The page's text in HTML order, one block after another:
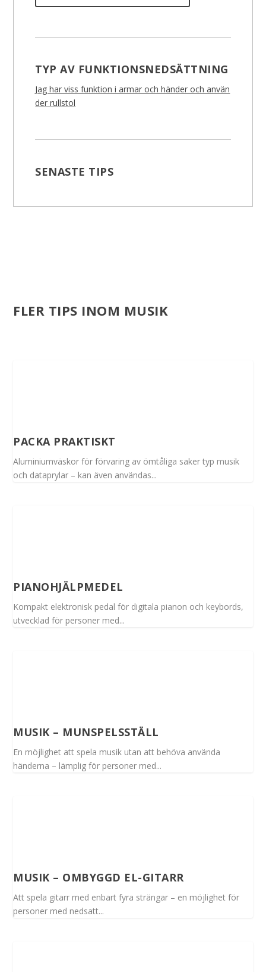
TYP AV FUNKTIONSNEDSÄTTNING
Jag har viss funktion i armar och händer och använ
der rullstol
SENASTE TIPS
FLER TIPS INOM MUSIK
PACKA PRAKTISKT
Aluminiumväskor för förvaring av ömtåliga saker typ musik
och dataprylar – kan även användas...
PIANOHJÄLPMEDEL
Kompakt elektronisk pedal för digitala pianon och keybords,
utvecklad för personer med...
MUSIK – MUNSPELSSTÄLL
En möjlighet att spela musik utan att behöva använda
händerna – lämplig för personer med...
MUSIK – OMBYGGD EL-GITARR
Att spela gitarr med enbart fyra strängar – en möjlighet för
personer med nedsatt...